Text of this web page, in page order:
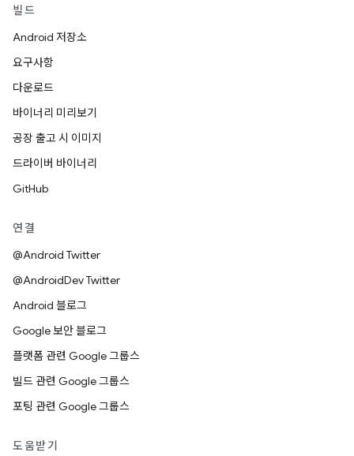
빌드
Android 저장소
요구사항
다운로드
바이너리 미리보기
공장 출고 시 이미지
드라이버 바이너리
GitHub
연결
@Android Twitter
@AndroidDev Twitter
Android 블로그
Google 보안 블로그
플랫폼 관련 Google 그룹스
빌드 관련 Google 그룹스
포팅 관련 Google 그룹스
도움받기